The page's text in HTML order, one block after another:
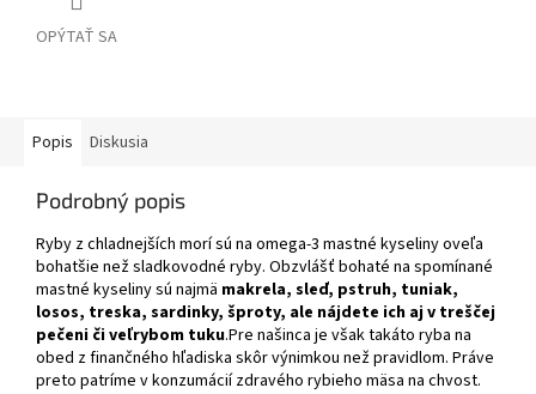
OPÝTAŤ SA
Popis Diskusia
Podrobný popis
Ryby z chladnejších morí sú na omega-3 mastné kyseliny oveľa
bohatšie než sladkovodné ryby. Obzvlášť bohaté na spomínané
mastné kyseliny sú najmä makrela, sleď, pstruh, tuniak,
losos, treska, sardinky, šproty, ale nájdete ich aj v treščej
pečeni či veľrybom tuku.Pre našinca je však takáto ryba na
obed z finančného hľadiska skôr výnimkou než pravidlom. Práve
preto patríme v konzumácií zdravého rybieho mäsa na chvost.